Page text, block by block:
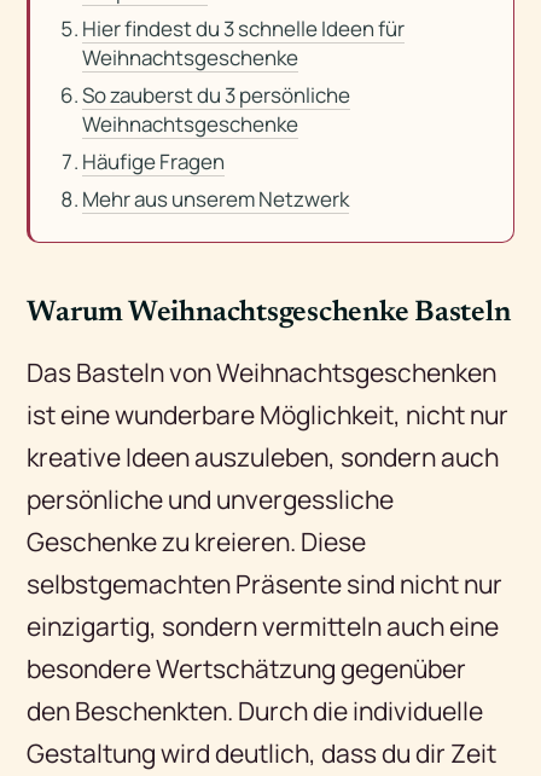
Hier findest du 3 schnelle Ideen für
Weihnachtsgeschenke
So zauberst du 3 persönliche
Weihnachtsgeschenke
Häufige Fragen
Mehr aus unserem Netzwerk
Warum Weihnachtsgeschenke Basteln
Das Basteln von Weihnachtsgeschenken
ist eine wunderbare Möglichkeit, nicht nur
kreative Ideen auszuleben, sondern auch
persönliche und unvergessliche
Geschenke zu kreieren. Diese
selbstgemachten Präsente sind nicht nur
einzigartig, sondern vermitteln auch eine
besondere Wertschätzung gegenüber
den Beschenkten. Durch die individuelle
Gestaltung wird deutlich, dass du dir Zeit